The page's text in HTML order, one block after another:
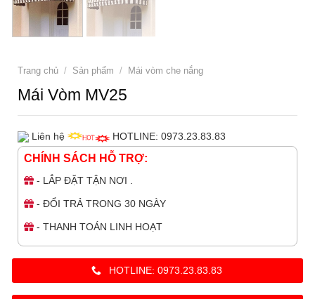
Trang chủ / Sản phẩm / Mái vòm che nắng
Mái Vòm MV25
Liên hệ HOTLINE: 0973.23.83.83
CHÍNH SÁCH HỖ TRỢ:
- LẮP ĐẶT TẬN NƠI .
- ĐỔI TRẢ TRONG 30 NGÀY
- THANH TOÁN LINH HOẠT
HOTLINE: 0973.23.83.83